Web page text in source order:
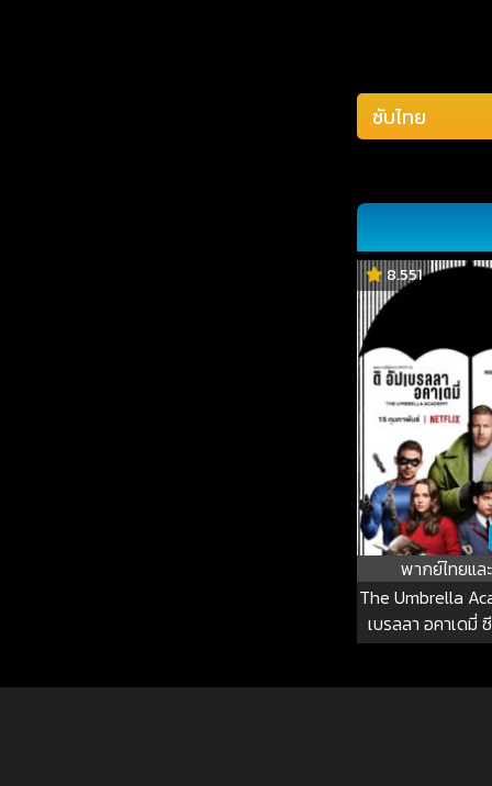
8.551
พากย์ไทยแล
The Umbrella
เบรลลา อคาเดมี่